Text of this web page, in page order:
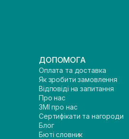
ДОПОМОГА
Оплата та доставка
Як зробити замовлення
Відповіді на запитання
Про нас
ЗМІ про нас
Сертифікати та нагороди
Блог
Бюті словник